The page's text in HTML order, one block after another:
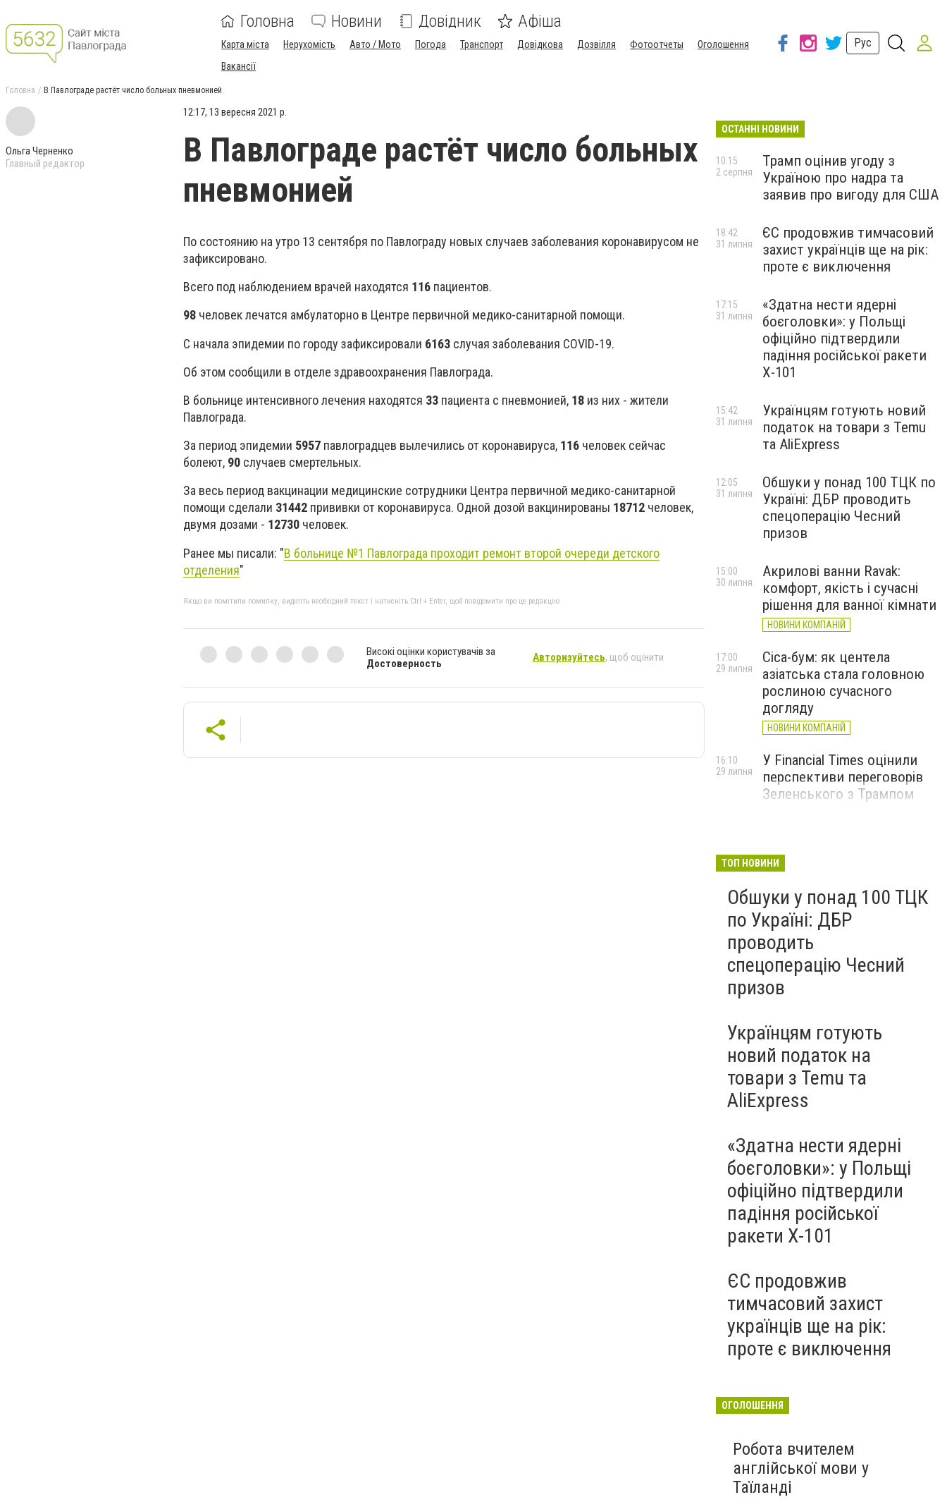
Головна Новини Довідник Афіша
Карта міста Нерухомість Авто / Мото Погода Транспорт Довідкова Дозвілля Фотоотчеты
Оголошення
Вакансії
Рус
Головна В Павлограде растёт число больных пневмонией
Ольга Черненко
Главный редактор
12:17, 13 вересня 2021 р.
В Павлограде растёт число больных
пневмонией
По состоянию на утро 13 сентября по Павлограду новых случаев заболевания коронавирусом не
зафиксировано.
Всего под наблюдением врачей находятся 116 пациентов.
98 человек лечатся амбулаторно в Центре первичной медико-санитарной помощи.
С начала эпидемии по городу зафиксировали 6163 случая заболевания COVID-19.
Об этом сообщили в отделе здравоохранения Павлограда.
В больнице интенсивного лечения находятся 33 пациента с пневмонией, 18 из них - жители
Павлограда.
За период эпидемии 5957 павлоградцев вылечились от коронавируса, 116 человек сейчас
болеют, 90 случаев смертельных.
За весь период вакцинации медицинские сотрудники Центра первичной медико-санитарной
помощи сделали 31442 прививки от коронавируса. Одной дозой вакцинированы 18712 человек,
двумя дозами - 12730 человек.
Ранее мы писали: "В больнице №1 Павлограда проходит ремонт второй очереди детского
отделения"
Якщо ви помітили помилку, виділіть необхідний текст і натисніть Ctrl + Enter, щоб повідомити про це редакцію
Високі оцінки користувачів за
Достоверность
Авторизуйтесь, щоб оцінити
ОСТАННІ НОВИНИ
Трамп оцінив угоду з
Україною про надра та
заявив про вигоду для США
10:15
2 серпня
ЄС продовжив тимчасовий
захист українців ще на рік:
проте є виключення
18:42
31 липня
«Здатна нести ядерні
боєголовки»: у Польщі
офіційно підтвердили
падіння російської ракети
Х-101
17:15
31 липня
Українцям готують новий
податок на товари з Temu
та AliExpress
15:42
31 липня
Обшуки у понад 100 ТЦК по
Україні: ДБР проводить
спецоперацію Чесний
призов
12:05
31 липня
Акрилові ванни Ravak:
комфорт, якість і сучасні
рішення для ванної кімнати
НОВИНИ КОМПАНІЙ
15:00
30 липня
Cica-бум: як центела
азіатська стала головною
рослиною сучасного
догляду
НОВИНИ КОМПАНІЙ
17:00
29 липня
У Financial Times оцінили
перспективи переговорів
Зеленського з Трампом
16:10
29 липня
ТОП НОВИНИ
Обшуки у понад 100 ТЦК
по Україні: ДБР
проводить
спецоперацію Чесний
призов
Українцям готують
новий податок на
товари з Temu та
AliExpress
«Здатна нести ядерні
боєголовки»: у Польщі
офіційно підтвердили
падіння російської
ракети Х-101
ЄС продовжив
тимчасовий захист
українців ще на рік:
проте є виключення
ОГОЛОШЕННЯ
Робота вчителем
англійської мови у
Таїланді